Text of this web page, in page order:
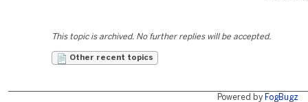
This topic is archived. No further replies will be accepted.
Other recent topics
Powered by FogBugz